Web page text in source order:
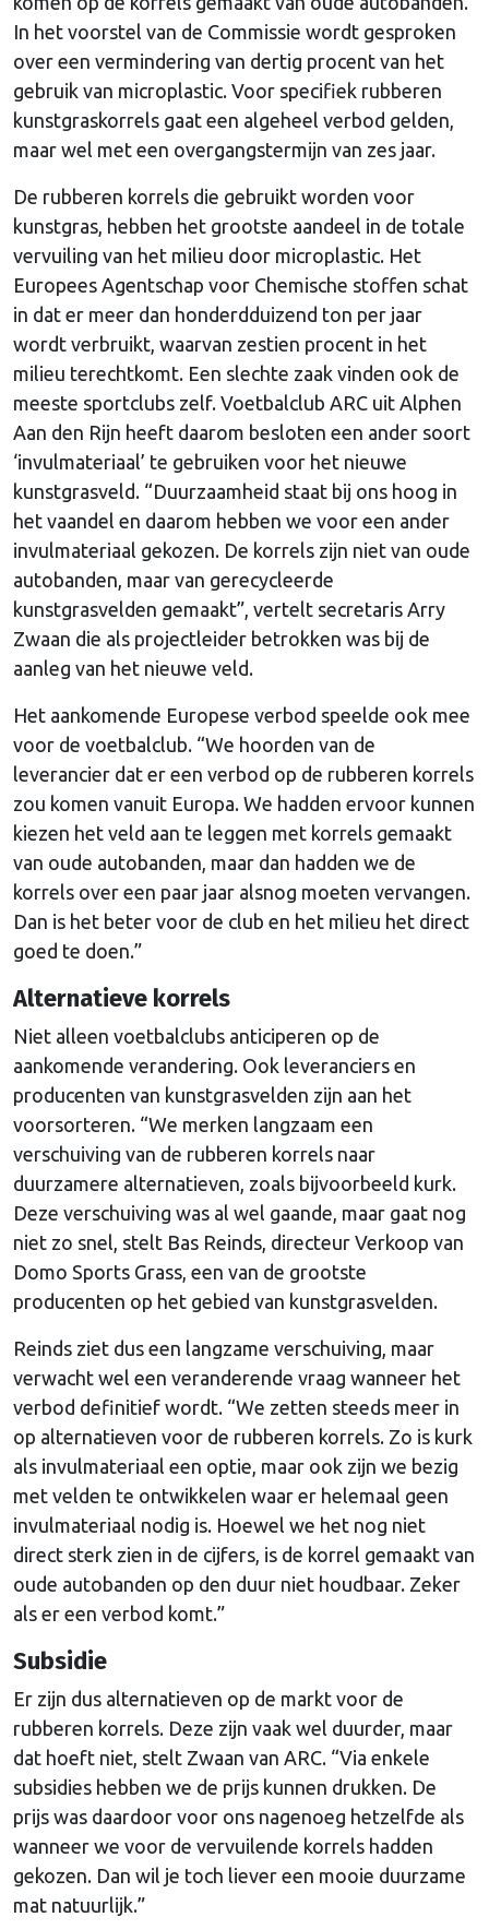
In het voorstel van de Commissie wordt gesproken
over een vermindering van dertig procent van het
gebruik van microplastic. Voor specifiek rubberen
kunstgraskorrels gaat een algeheel verbod gelden,
maar wel met een overgangstermijn van zes jaar.
De rubberen korrels die gebruikt worden voor
kunstgras, hebben het grootste aandeel in de totale
vervuiling van het milieu door microplastic. Het
Europees Agentschap voor Chemische stoffen schat
in dat er meer dan honderdduizend ton per jaar
wordt verbruikt, waarvan zestien procent in het
milieu terechtkomt. Een slechte zaak vinden ook de
meeste sportclubs zelf. Voetbalclub ARC uit Alphen
Aan den Rijn heeft daarom besloten een ander soort
‘invulmateriaal’ te gebruiken voor het nieuwe
kunstgrasveld. “Duurzaamheid staat bij ons hoog in
het vaandel en daarom hebben we voor een ander
invulmateriaal gekozen. De korrels zijn niet van oude
autobanden, maar van gerecycleerde
kunstgrasvelden gemaakt”, vertelt secretaris Arry
Zwaan die als projectleider betrokken was bij de
aanleg van het nieuwe veld.
Het aankomende Europese verbod speelde ook mee
voor de voetbalclub. “We hoorden van de
leverancier dat er een verbod op de rubberen korrels
zou komen vanuit Europa. We hadden ervoor kunnen
kiezen het veld aan te leggen met korrels gemaakt
van oude autobanden, maar dan hadden we de
korrels over een paar jaar alsnog moeten vervangen.
Dan is het beter voor de club en het milieu het direct
goed te doen.”
Alternatieve korrels
Niet alleen voetbalclubs anticiperen op de
aankomende verandering. Ook leveranciers en
producenten van kunstgrasvelden zijn aan het
voorsorteren. “We merken langzaam een
verschuiving van de rubberen korrels naar
duurzamere alternatieven, zoals bijvoorbeeld kurk.
Deze verschuiving was al wel gaande, maar gaat nog
niet zo snel, stelt Bas Reinds, directeur Verkoop van
Domo Sports Grass, een van de grootste
producenten op het gebied van kunstgrasvelden.
Reinds ziet dus een langzame verschuiving, maar
verwacht wel een veranderende vraag wanneer het
verbod definitief wordt. “We zetten steeds meer in
op alternatieven voor de rubberen korrels. Zo is kurk
als invulmateriaal een optie, maar ook zijn we bezig
met velden te ontwikkelen waar er helemaal geen
invulmateriaal nodig is. Hoewel we het nog niet
direct sterk zien in de cijfers, is de korrel gemaakt van
oude autobanden op den duur niet houdbaar. Zeker
als er een verbod komt.”
Subsidie
Er zijn dus alternatieven op de markt voor de
rubberen korrels. Deze zijn vaak wel duurder, maar
dat hoeft niet, stelt Zwaan van ARC. “Via enkele
subsidies hebben we de prijs kunnen drukken. De
prijs was daardoor voor ons nagenoeg hetzelfde als
wanneer we voor de vervuilende korrels hadden
gekozen. Dan wil je toch liever een mooie duurzame
mat natuurlijk.”